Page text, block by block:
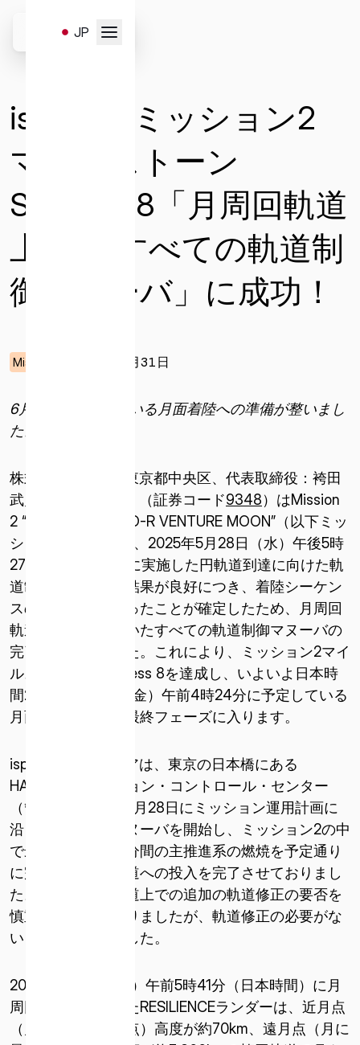
以下のお問い合わせ項目よ
り、必要事項を選択・入力
の上、送信ください。
投資家お問い合わせ
このサイトは reCAPTCHA によって保護されています。
reCAPTCHA に関連する Google プライバシー ポリシーと利
用規約が適用されます。
利用規約とプライバシーポリシーに同意します
content
JP
ispace、ミッション2
マイルストーン
Success 8「月周回軌道
上での すべての軌道制
御マヌーバ」に成功！
Mission 2025年05月31日
6月
日に予定している月面着陸への準備が整いまし
た。
株式会社ispace（東京都中央区、代表取締役：袴田
武史、以下ispace）（証券コード9348）はMission
2 “SMBC x HAKUTO-R VENTURE MOON”（以下ミッ
ション2）において、2025年5月28日（水）午後5時
27分（日本時間）に実施した円軌道到達に向けた軌
道制御マヌーバの結果が良好につき、着陸シーケン
スの開始準備が整ったことが確定したため、月周回
軌道上で予定していたすべての軌道制御マヌーバの
完了を発表しました。これにより、ミッション2マイ
ルストーンのSuccess 8を達成し、いよいよ日本時
間2025年6月6日（金）午前4時24分に予定している
月面着陸に向けた最終フェーズに入ります。
ispaceのエンジニアは、東京の日本橋にある
HAKUTO-Rミッション・コントロール・センター
（管制室）から、5月28日にミッション運用計画に
沿って軌道制御マヌーバを開始し、ミッション2の中
で最も長い、約10分間の主推進系の燃焼を予定通り
に完了させ、円軌道への投入を完了させておりまし
た。その後、円軌道上での追加の軌道修正の要否を
慎重に検討しておりましたが、軌道修正の必要がな
いことを確認しました。
2025年5月7日（水）午前5時41分（日本時間）に月
周回軌道に到達したRESILIENCEランダーは、近月点
（月に最も近い地点）高度が約70km、遠月点（月に